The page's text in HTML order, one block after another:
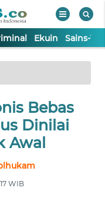
Ekuin Sains-
Bebas
Dinilai
Awal
WIB